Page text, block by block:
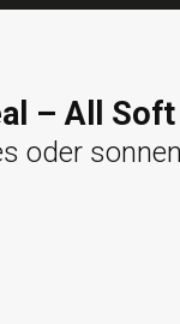
– All Soft
oder